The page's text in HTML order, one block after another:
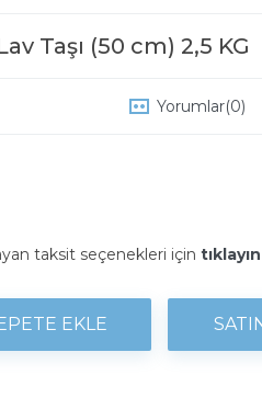
Taşı (50 cm) 2,5 KG
Yorumlar(0)
taksit seçenekleri için